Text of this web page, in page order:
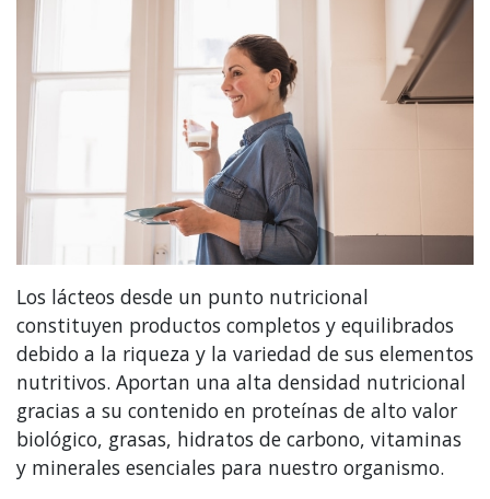
Los lácteos desde un punto nutricional
constituyen productos completos y equilibrados
debido a la riqueza y la variedad de sus elementos
nutritivos. Aportan una alta densidad nutricional
gracias a su contenido en proteínas de alto valor
biológico, grasas, hidratos de carbono, vitaminas
y minerales esenciales para nuestro organismo.